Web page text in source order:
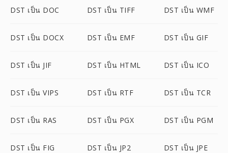
DST เป็น DOC DST เป็น TIFF DST เป็น WMF
DST เป็น DOCX DST เป็น EMF DST เป็น GIF
DST เป็น JIF DST เป็น HTML DST เป็น ICO
DST เป็น VIPS DST เป็น RTF DST เป็น TCR
DST เป็น RAS DST เป็น PGX DST เป็น PGM
DST เป็น FIG DST เป็น JP2 DST เป็น JPE